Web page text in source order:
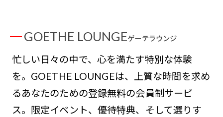
GOETHE LOUNGEゲーテラウンジ
忙しい日々の中で、心を満たす特別な体験
を。GOETHE LOUNGEは、上質な時間を求め
るあなたのための登録無料の会員制サービ
ス。限定イベント、優待特典、そして選りす